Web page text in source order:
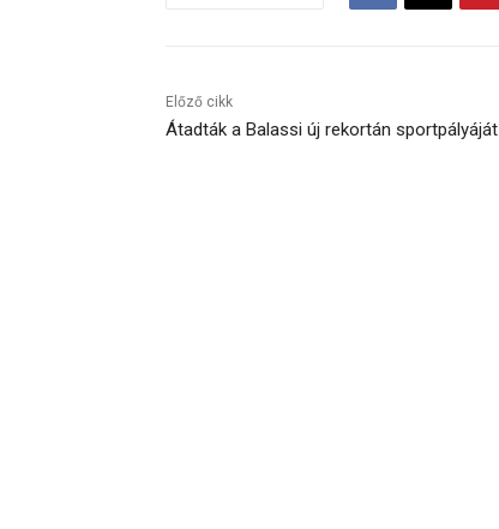
Előző cikk
Átadták a Balassi új rekortán sportpályáját